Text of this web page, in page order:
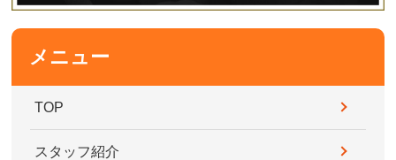
メニュー
TOP
スタッフ紹介